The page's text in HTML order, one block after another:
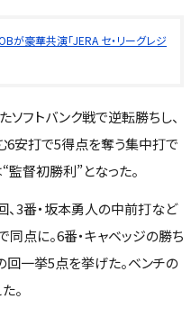
が豪華共演「JERA セ・リーグレジ
フトバンク戦で逆転勝ちし、
6安打で5得点を奪う集中打で
督初勝利”となった。
3番・坂本勇人の中前打など
点に。6番・キャベッジの勝ち
回一挙5点を挙げた。ベンチの
。